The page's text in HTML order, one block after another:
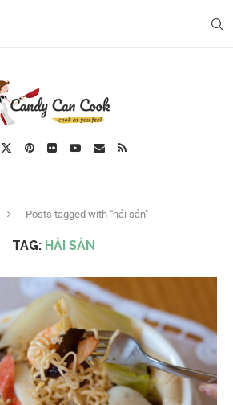
Posts tagged with "hải sản"
TAG: HẢI SẢN